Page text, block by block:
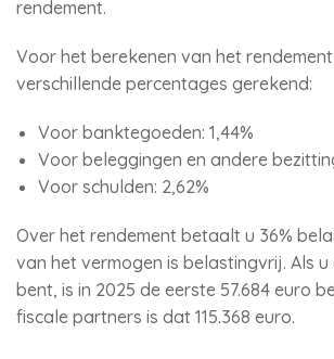
rendement.
Voor het berekenen van het
verschillende percentages gerekend:
Voor banktegoeden: 1,44%
Voor beleggingen en andere
Voor schulden: 2,62%
Over het rendement betaalt u 36%
van het vermogen is belastingvrij. Als
bent, is in 2025 de eerste 57.684 euro
fiscale partners is dat 115.368 euro.